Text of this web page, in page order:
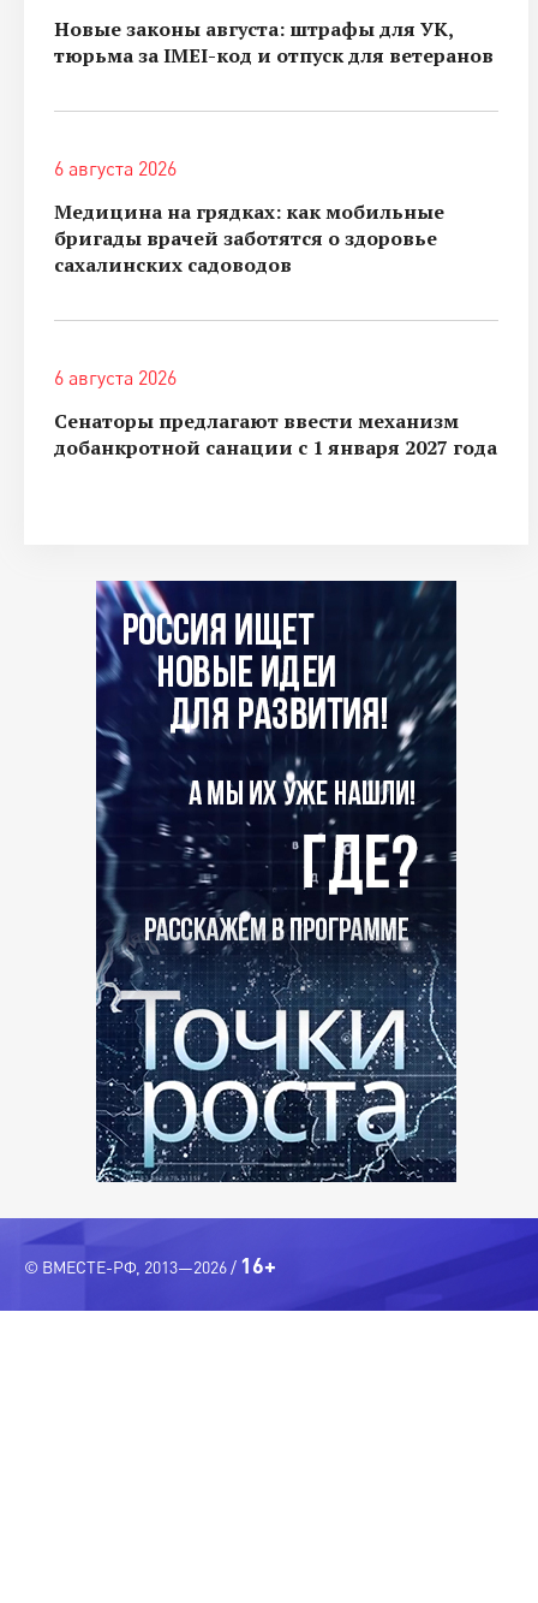
Новые законы августа: штрафы для УК,
тюрьма за IMEI-код и отпуск для ветеранов
6 августа 2026
Медицина на грядках: как мобильные
бригады врачей заботятся о здоровье
сахалинских садоводов
6 августа 2026
Сенаторы предлагают ввести механизм
добанкротной санации с 1 января 2027 года
© ВМЕСТЕ-РФ, 2013—2026 / 16+